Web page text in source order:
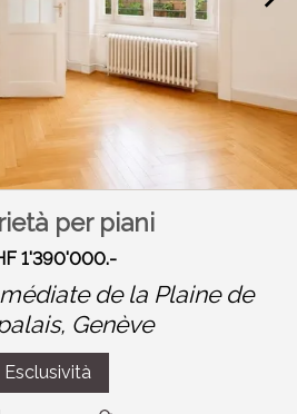
per piani
1'390'000.-
de la Plaine de
Genève
Esclusività